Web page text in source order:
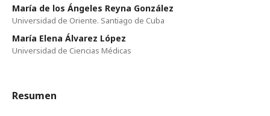
María de los Ángeles Reyna González
Universidad de Oriente. Santiago de Cuba
María Elena Álvarez López
Universidad de Ciencias Médicas
Resumen